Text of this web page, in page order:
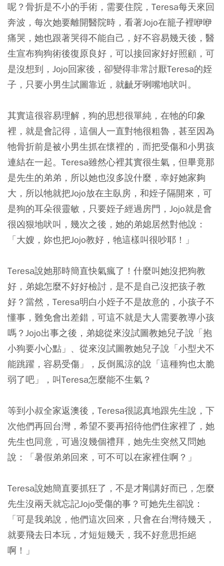
呢？骨折是不小的手術，需要住院，Teresa每天來回
奔波，每次她要離開醫院時，看著Jojo在籠子裡咿咿
痛哭，她也跟著哭得不能自己，好不容易幾天後，醫
生宣布狗狗術後復原良好，可以接回家好好照顧，可
是沒想到，Jojo回家後，卻變得非常討厭Teresa的姪
子，只要小男生試圖靠近，就齜牙咧嘴地吠叫。
其實這很容易理解，狗的思想很單純，在牠的印象
裡，就是會記得，這個人一直對牠很粗魯，甚至因為
牠骨折前是被小男生抓在懷裡的，而把受傷和小男孩
連結在一起。Teresa雖然心裡其實很生氣，但畢竟那
是先生的弟弟，所以她也沒多說什麼，幸好她家夠
大，所以牠就把Jojo放在主臥房，和姪子隔開來，可
是狗的耳朵很靈敏，只要姪子經過房門，Jojo就是會
很凶狠地吠叫，幾次之後，她的弟媳居然對他說：
「大嫂，妳也把Jojo教好，牠這樣叫很吵耶！」
Teresa說她那時簡直快氣瘋了！什麼叫她沒把狗教
好，弟媳怎麼不好好檢討，是不是自己沒把孩子教
好？當然，Teresa明白小姪子不是故意的，小孩子不
懂事，難免會出差錯，可這不就是大人需要教導小孩
嗎？Jojo出事之後，弟媳從來沒試圖教她兒子說「抱
小狗要小心點」、從來沒試圖教她兒子說「小型犬不
能跳躍，容易受傷」，反倒風涼的說「這種狗也太脆
弱了吧」，叫Teresa怎麼能不生氣？
等到小叔全家返澳後，Teresa很認真地跟先生說，下
次他們再回台灣，希望不要再招待他們住家裡了，她
先生也同意，可過沒幾個禮拜，她先生突然又問她
說：「暑假弟弟回來，可不可以在家裡住啊？」
Teresa說她簡直要抓狂了，不是才剛講好而已，怎麼
先生沒兩天就忘記Jojo受傷的事？可她先生卻說：
「可是我弟說，他們這次回來，只會在台灣待幾天，
就要飛去日本玩，才短短幾天，我不好意思拒絕
啊！」